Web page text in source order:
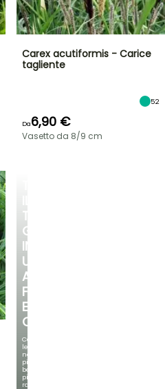
TUO
GIARDINO
IN
UN
ANGOLO
FRESCO
E
OMBREGGIATO
Con
le
nostre
più
belle
piante
rampicanti
Carex acutiformis - Carice
tagliente
52
Da6,90 €
Vasetto da 8/9 cm